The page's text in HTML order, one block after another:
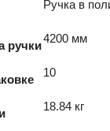
Ручка в
ручки
4200 мм
10
18.84 кг